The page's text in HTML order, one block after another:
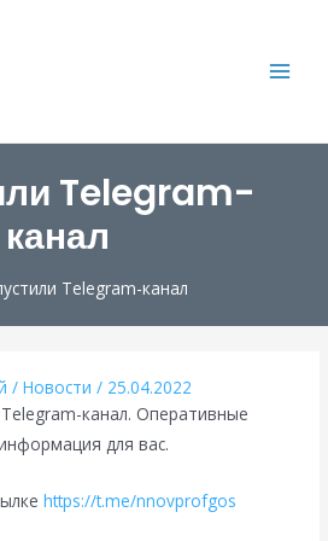
Telegram-
канал
Telegram-канал
/Новости / 25.04.2022
канал. Оперативные
для вас.
https://t.me/nnovprofgos